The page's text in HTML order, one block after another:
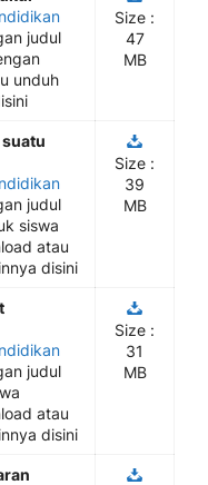
judul
unduh
Size :
47
MB
judul
siswa
atau
disini
Size :
39
MB
judul
atau
disini
Size :
31
MB